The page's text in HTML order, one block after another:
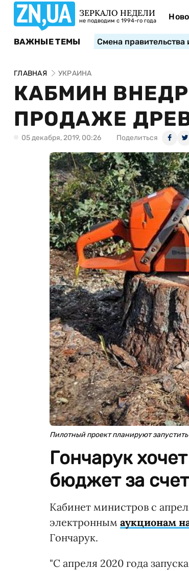
ЗЕРКАЛО НЕДЕЛИ
не подводим с 1994-го года
ВАЖНЫЕ ТЕМЫ Смена правительства
ГЛАВНАЯ УКРАИНА
КАБМИН
ПРОДАЖЕ
05 декабря, 2019, 00:26 Поделиться
Пилотный проект планируют запустить
Гончарук
бюджет за
Кабинет министров с
электронным аукционам
Гончарук.
"С апреля 2020 года